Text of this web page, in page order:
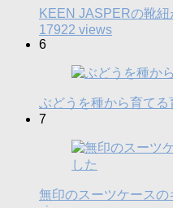
KEEN JASPERの靴
17922 views
6
ぶどうを種から育てる
7
無印のスーツケース